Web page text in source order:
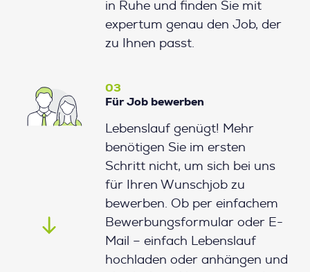
in Ruhe und finden Sie mit
expertum genau den Job, der
zu Ihnen passt.
03
Für Job bewerben
Lebenslauf genügt! Mehr
benötigen Sie im ersten
Schritt nicht, um sich bei uns
für Ihren Wunschjob zu
bewerben. Ob per einfachem
Bewerbungsformular oder E-
Mail – einfach Lebenslauf
hochladen oder anhängen und